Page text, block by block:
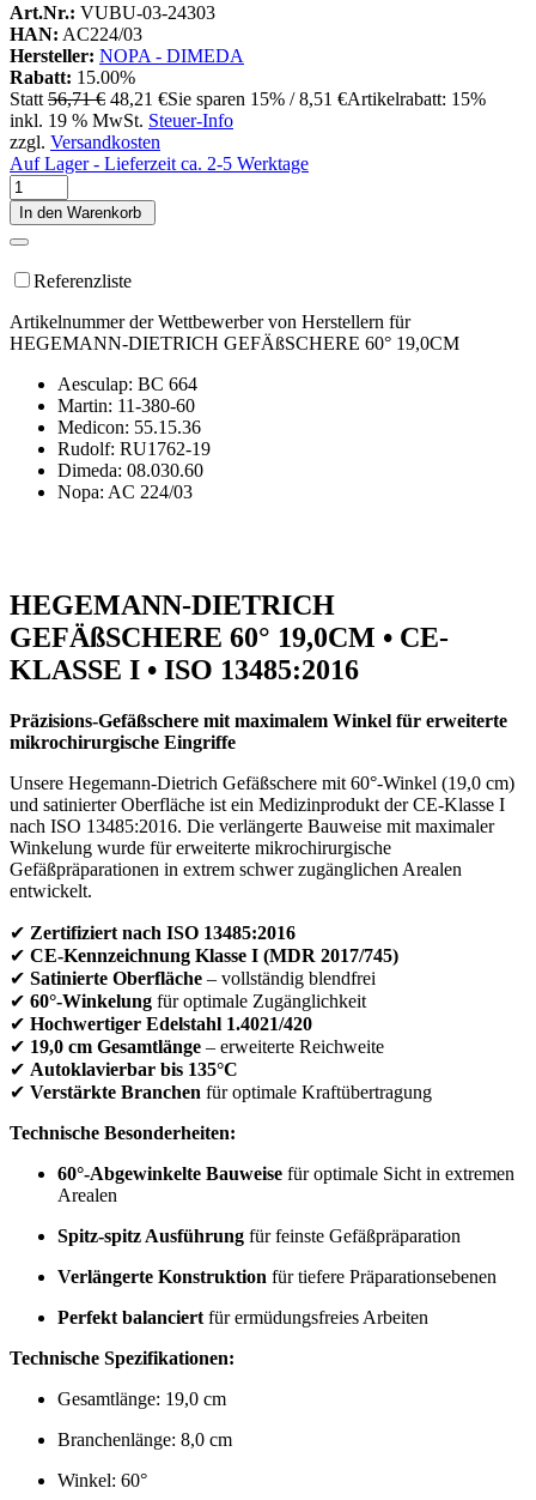
Art.Nr.: VUBU-03-24303
HAN: AC224/03
Hersteller: NOPA - DIMEDA
Rabatt: 15.00%
Statt 56,71 € 48,21 €Sie sparen 15% / 8,51 €Artikelrabatt: 15%
inkl. 19 % MwSt. Steuer-Info
zzgl. Versandkosten
Auf Lager - Lieferzeit ca. 2-5 Werktage
In den Warenkorb
Referenzliste
Artikelnummer der Wettbewerber von Herstellern für
HEGEMANN-DIETRICH GEFÄßSCHERE 60° 19,0CM
Aesculap: BC 664
Martin: 11-380-60
Medicon: 55.15.36
Rudolf: RU1762-19
Dimeda: 08.030.60
Nopa: AC 224/03
HEGEMANN-DIETRICH
GEFÄßSCHERE 60° 19,0CM • CE-
KLASSE I • ISO 13485:2016
Präzisions-Gefäßschere mit maximalem Winkel für erweiterte
mikrochirurgische Eingriffe
Unsere Hegemann-Dietrich Gefäßschere mit 60°-Winkel (19,0 cm)
und satinierter Oberfläche ist ein Medizinprodukt der CE-Klasse I
nach ISO 13485:2016. Die verlängerte Bauweise mit maximaler
Winkelung wurde für erweiterte mikrochirurgische
Gefäßpräparationen in extrem schwer zugänglichen Arealen
entwickelt.
✔ Zertifiziert nach ISO 13485:2016
✔ CE-Kennzeichnung Klasse I (MDR 2017/745)
✔ Satinierte Oberfläche – vollständig blendfrei
✔ 60°-Winkelung für optimale Zugänglichkeit
✔ Hochwertiger Edelstahl 1.4021/420
✔ 19,0 cm Gesamtlänge – erweiterte Reichweite
✔ Autoklavierbar bis 135°C
✔ Verstärkte Branchen für optimale Kraftübertragung
Technische Besonderheiten:
60°-Abgewinkelte Bauweise für optimale Sicht in extremen
Arealen
Spitz-spitz Ausführung für feinste Gefäßpräparation
Verlängerte Konstruktion für tiefere Präparationsebenen
Perfekt balanciert für ermüdungsfreies Arbeiten
Technische Spezifikationen:
Gesamtlänge: 19,0 cm
Branchenlänge: 8,0 cm
Winkel: 60°